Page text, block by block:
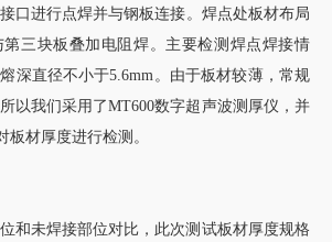
口进行点焊并与钢板连接。焊点处板材布局
三块板叠加电阻焊。主要检测焊点焊接情
深直径不小于5.6mm。由于板材较薄，常规
以我们采用了MT600数字超声波测厚仪，并
板材厚度进行检测。
和未焊接部位对比，此次测试板材厚度规格